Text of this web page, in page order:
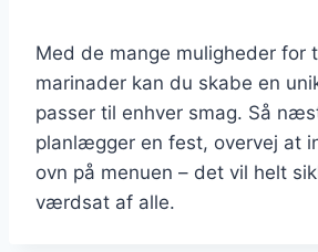
Med de mange muligheder for
marinader kan du skabe en
passer til enhver smag. Så
planlægger en fest, overvej at
ovn på menuen – det vil helt
værdsat af alle.